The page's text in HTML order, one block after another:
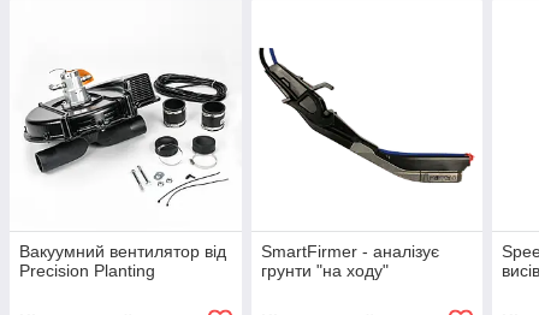
Вакуумний вентилятор від
Precision Planting
SmartFirmer - аналізує
грунти "на ходу"